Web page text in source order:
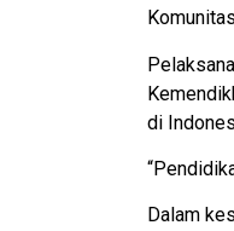
di
Dalam